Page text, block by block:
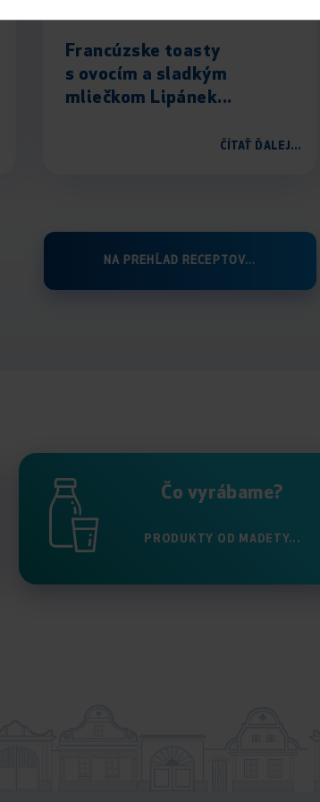
Francúzske toasty
s ovocím a sladkým
mliečkom Lipánek...
ČÍTAŤ ĎALEJ...
NA PREHĹAD RECEPTOV...
Čo vyrábame?
PRODUKTY OD MADETY...